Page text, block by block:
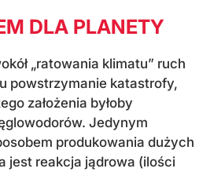
DLA PLANETY
„ratowania klimatu” ruch
powstrzymanie katastrofy,
założenia byłoby
Jedynym
produkowania dużych
jest reakcja jądrowa (ilości